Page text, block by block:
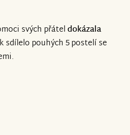
svých přáteldokázala
sdílelo pouhých 5 postelí se